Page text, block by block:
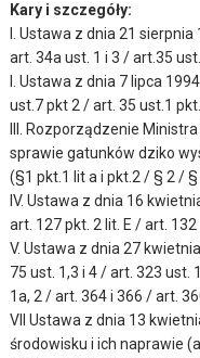
Kary i szczegóły:
I. Ustawa z dnia 21
art. 34a ust. 1 i 3 / art.35
I. Ustawa z dnia 7 lipca
ust.7 pkt 2 / art. 35 ust.1
III. Rozporządzenie
sprawie gatunków dziko
(§1 pkt.1 lit a i pkt.2 / § 2 /
IV. Ustawa z dnia 16
art. 127 pkt. 2 lit. E / art.
V. Ustawa z dnia 27
75 ust. 1,3 i 4 / art. 323 ust.
1a, 2 / art. 364 i 366 / art.
VII Ustawa z dnia 13
środowisku i ich naprawie